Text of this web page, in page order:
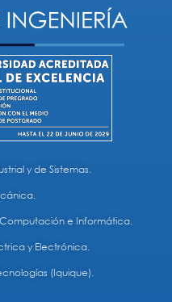
y de Sistemas.
e Informática.
y Electrónica.
(Iquique).